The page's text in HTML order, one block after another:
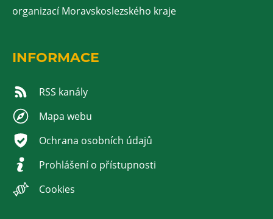
organizací Moravskoslezského kraje
INFORMACE
RSS kanály
Mapa webu
Ochrana osobních údajů
Prohlášení o přístupnosti
Cookies